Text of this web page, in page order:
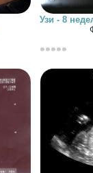
Узи - 8